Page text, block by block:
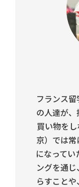
フランス
の人達が
買い物を
京）では
になってい
ングを通
らすこと